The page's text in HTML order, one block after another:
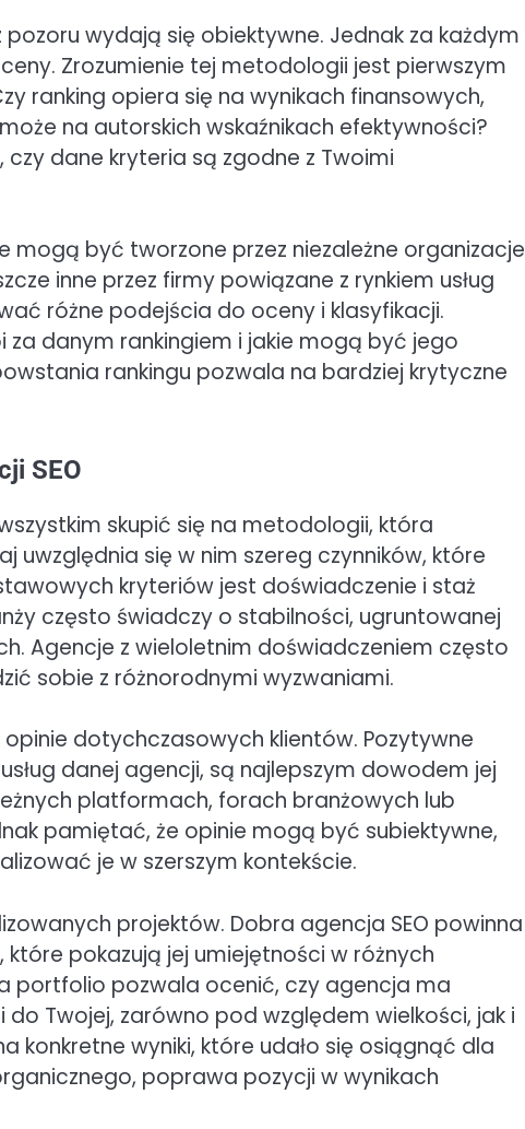
wydają się obiektywne. Jednak za każdym
Zrozumienie tej metodologii jest pierwszym
ranking opiera się na wynikach finansowych,
na autorskich wskaźnikach efektywności?
dane kryteria są zgodne z Twoimi
mogą być tworzone przez niezależne organizacje
inne przez firmy powiązane z rynkiem usług
różne podejścia do oceny i klasyfikacji.
za danym rankingiem i jakie mogą być jego
rankingu pozwala na bardziej krytyczne
SEO
skupić się na metodologii, która
uwzględnia się w nim szereg czynników, które
kryteriów jest doświadczenie i staż
często świadczy o stabilności, ugruntowanej
Agencje z wieloletnim doświadczeniem często
sobie z różnorodnymi wyzwaniami.
dotychczasowych klientów. Pozytywne
danej agencji, są najlepszym dowodem jej
platformach, forach branżowych lub
pamiętać, że opinie mogą być subiektywne,
je w szerszym kontekście.
projektów. Dobra agencja SEO powinna
pokazują jej umiejętności w różnych
portfolio pozwala ocenić, czy agencja ma
Twojej, zarówno pod względem wielkości, jak i
konkretne wyniki, które udało się osiągnąć dla
poprawa pozycji w wynikach